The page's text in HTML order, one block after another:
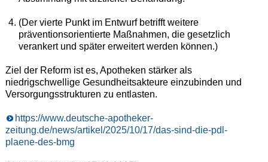
(Der vierte Punkt im Entwurf betrifft weitere
präventionsorientierte Maßnahmen, die gesetzlich
verankert und später erweitert werden können.)
Ziel der Reform ist es, Apotheken stärker als
niedrigschwellige Gesundheitsakteure einzubinden und
Versorgungsstrukturen zu entlasten.
https://www.deutsche-apotheker-
zeitung.de/news/artikel/2025/10/17/das-sind-die-pdl-
plaene-des-bmg